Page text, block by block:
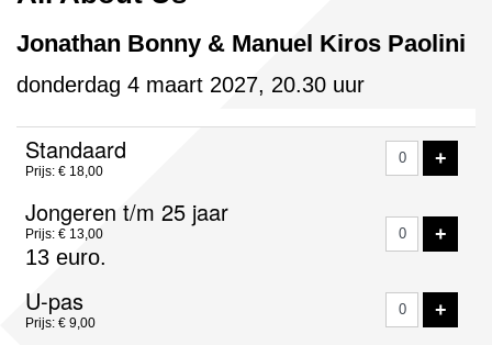
Jonathan Bonny & Manuel Kiros Paolini
donderdag 4 maart 2027, 20.30 uur
Aantal
tickets
Standaard
Prijs: € 18,00
+
Jongeren t/m 25 jaar
Prijs: € 13,00
13 euro.
+
U-pas
Prijs: € 9,00
+